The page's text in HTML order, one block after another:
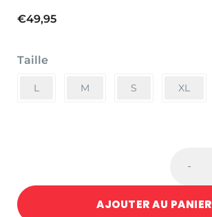
€49,95
Taille
L M S XL
WKF
-
AJOUTER AU PANIER